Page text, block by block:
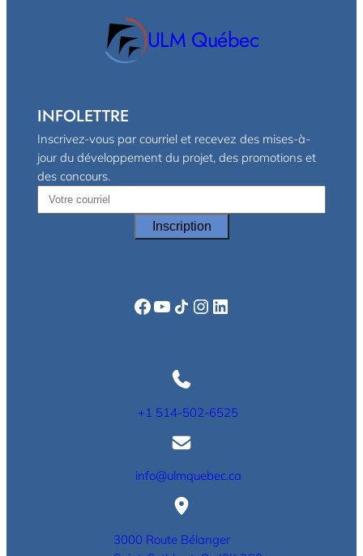
ULM Québec
INFOLETTRE
Inscrivez-vous par courriel et recevez des mises-à-
jour du développement du projet, des promotions et
des concours.
Facebook
YouTube
Icône de partage
Instagram
LinkedIn
+1 514-502-6525
info@ulmquebec.ca
3000 Route Bélanger